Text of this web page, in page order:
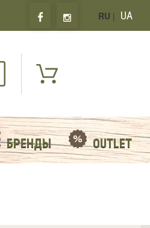
RU | UA
БРЕНДЫ OUTLET